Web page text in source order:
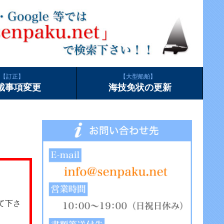
訂正
事項変更
大型船舶
海技免状の更新
下さ